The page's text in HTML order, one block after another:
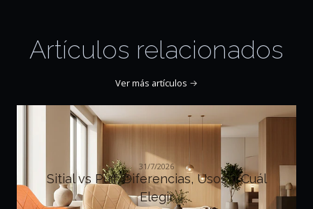
Artículos relacionados
Ver más artículos
31/7/2026
Sitial vs Puff: Diferencias, Usos y Cuál
Elegir